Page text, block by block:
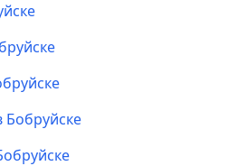
Бобруйске